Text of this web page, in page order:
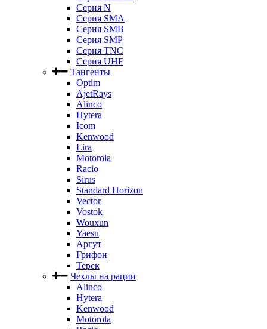
Серия N
Серия SMA
Серия SMB
Серия SMP
Серия TNC
Серия UHF
Тангенты
Optim
AjetRays
Alinco
Hytera
Icom
Kenwood
Lira
Motorola
Racio
Sirus
Standard Horizon
Vector
Vostok
Wouxun
Yaesu
Аргут
Грифон
Терек
Чехлы на рации
Alinco
Hytera
Kenwood
Motorola